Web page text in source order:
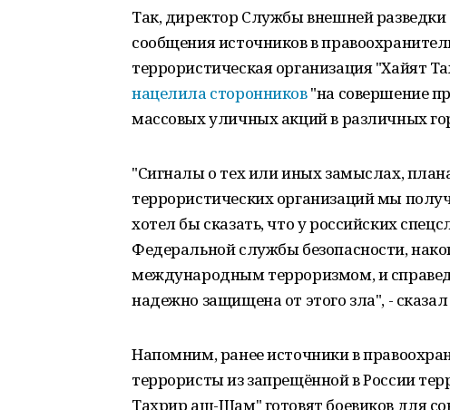
Так, директор Службы внешней
сообщения источников в
террористическая организация "Хайят
нацелила сторонников"на совершение
массовых уличных акций в различных
"Сигналы о тех или иных замыслах,
террористических организаций мы
хотел бы сказать, что у российских
Федеральной службы безопасности,
международным терроризмом, и
надежно защищена от этого зла", -
Напомним, ранее источники в
террористы из запрещённой в России
Тахрир аш-Шам" готовят боевиков для